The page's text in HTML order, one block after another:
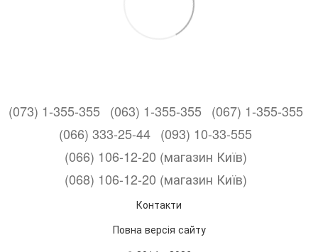
(073) 1-355-355 (063) 1-355-355 (067) 1-355-355
(066) 333-25-44 (093) 10-33-555
(066) 106-12-20 (магазин Київ)
(068) 106-12-20 (магазин Київ)
Контакти
Повна версія сайту